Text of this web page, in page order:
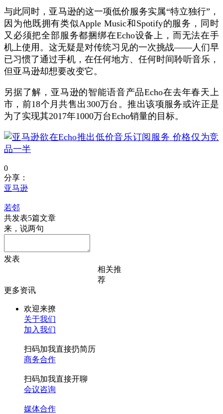
与此同时，亚马逊的这一项低价服务实属“特立独行”，
因为他既拥有类似Apple Music和Spotify的服务，同时
又必须把全部服务都捆绑在Echo设备上，而无法在手
机上使用。这无疑是对传统习见的一次挑战——人们早
已习惯了通过手机，在任何地方、任何时间聆听音乐，
但亚马逊却想要改变它。
另据了解，亚马逊的智能语音产品Echo在去年春天上
市，前18个月共售出300万台。推出该项服务或许正是
为了实现其2017年1000万台Echo销量的目标。
0
分享：
亚马逊
若邻
共发表5篇文章
来，说两句
发表
相关推
荐
更多资讯
欢迎来撩
关于我们
加入我们
扫码加我直接扔简历
商务合作
扫码加我直接开聊
会议咨询
媒体合作